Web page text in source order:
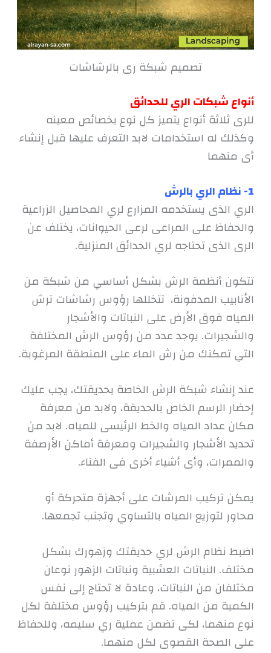
تصميم شبكة رى بالرشاشات
أنواع شبكات الري للحدائق
للرى ثلاثة أنواع يتميز كل نوع بخصائص معينه
وكذلك له استخدامات لابد التعرف عليها قبل إنشاء
أى منهما
1- نظام الري بالرش
الري الذى يستخدمه المزارع لري المحاصيل الزراعية
والحفاظ على المراعى لرعى الحيوانات، يختلف عن
الرى الذى تحتاجه لري الحدائق المنزلية.
تتكون أنظمة الرش بشكل أساسي من شبكة من
الأنابيب المدفونة، تتخللها رؤوس رشاشات ترش
المياه فوق الأرض على النباتات والأشجار
والشجيرات. يوجد عدد من رؤوس الرش المختلفة
التي تمكنك من رش الماء على المنطقة المرغوبة.
عند إنشاء شبكة الرش الخاصة بحديقتك، يجب عليك
إحضار الرسم الخاص بالحديقة، ولابد من معرفة
مكان عداد المياه والخط الرئيسى للمياه. لابد من
تحديد الأشجار والشجيرات ومعرفة أماكن الأرصفة
والممرات، وأى أشياء أخرى فى الفناء.
يمكن تركيب المرشات على أجهزة متحركة أو
محاور لتوزيع المياه بالتساوي وتجنب تجمعها.
اضبط نظام الرش لري حديقتك وزهورك بشكل
مختلف. النباتات العشبية ونباتات الزهور نوعان
مختلفان من النباتات، وعادة لا تحتاج إلى نفس
الكمية من المياه. قم بتركيب رؤوس مختلفة لكل
نوع منهما، لكى تضمن عملية ري سليمه، وللحفاظ
على الصحة القصوى لكل منهما.